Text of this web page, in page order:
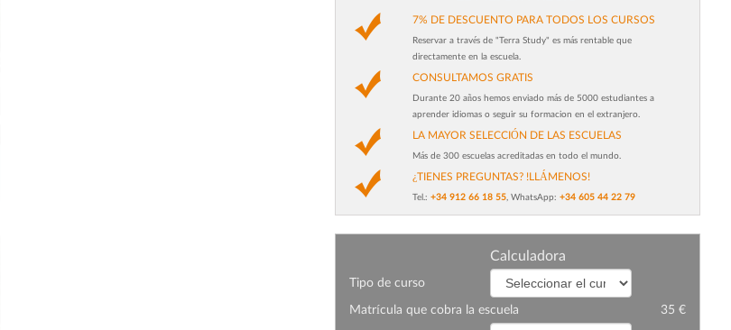
7% DE DESCUENTO PARA TODOS LOS CURSOS
Reservar a través de "Terra Study" es más rentable que
directamente en la escuela.
CONSULTAMOS GRATIS
Durante 20 años hemos enviado más de 5000 estudiantes a
aprender idiomas o seguir su formacion en el extranjero.
LA MAYOR SELECCIÓN DE LAS ESCUELAS
Más de 300 escuelas acreditadas en todo el mundo.
¿TIENES PREGUNTAS? !LLÁMENOS!
Tel.:+34 912 66 18 55, WhatsApp:+34 605 44 22 79
Сalculadora
Tipo de curso
Matrícula que cobra la escuela 35 €